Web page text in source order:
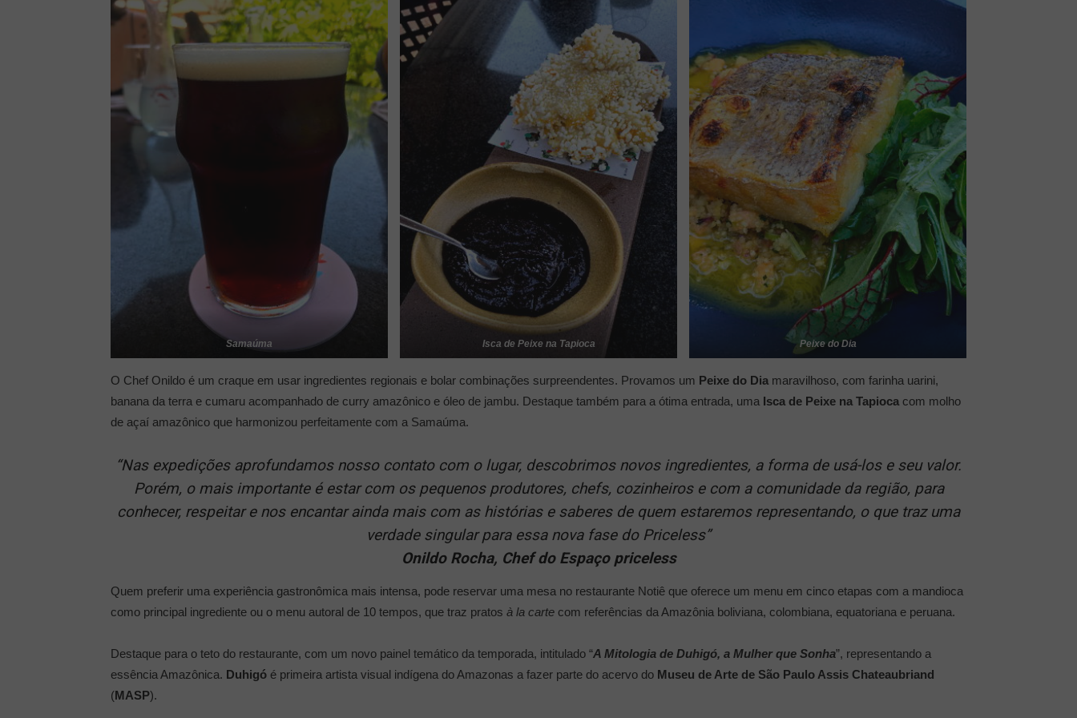
Samaúma Isca de Peixe na Tapioca Peixe do Dia
O Chef Onildo é um craque em usar ingredientes regionais e bolar combinações surpreendentes. Provamos um Peixe do Dia maravilhoso, com farinha uarini,
banana da terra e cumaru acompanhado de curry amazônico e óleo de jambu. Destaque também para a ótima entrada, uma Isca de Peixe na Tapioca com molho
de açaí amazônico que harmonizou perfeitamente com a Samaúma.
“Nas expedições aprofundamos nosso contato com o lugar, descobrimos novos ingredientes, a forma de usá-los e seu valor.
Porém, o mais importante é estar com os pequenos produtores, chefs, cozinheiros e com a comunidade da região, para
conhecer, respeitar e nos encantar ainda mais com as histórias e saberes de quem estaremos representando, o que traz uma
verdade singular para essa nova fase do Priceless”
Onildo Rocha, Chef do Espaço priceless
Quem preferir uma experiência gastronômica mais intensa, pode reservar uma mesa no restaurante Notiê que oferece um menu em cinco etapas com a mandioca
como principal ingrediente ou o menu autoral de 10 tempos, que traz pratos à la carte com referências da Amazônia boliviana, colombiana, equatoriana e peruana.
Destaque para o teto do restaurante, com um novo painel temático da temporada, intitulado “A Mitologia de Duhigó, a Mulher que Sonha”, representando a
essência Amazônica. Duhigó é primeira artista visual indígena do Amazonas a fazer parte do acervo do Museu de Arte de São Paulo Assis Chateaubriand
(MASP).